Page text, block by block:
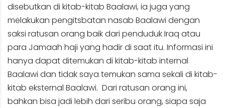
disebutkan di kitab-kitab Baalawi, ia juga yang
melakukan pengitsbatan nasab Baalawi dengan
saksi ratusan orang baik dari penduduk Iraq atau
para Jamaah haji yang hadir di saat itu. Informasi ini
hanya dapat ditemukan di kitab-kitab internal
Baalawi dan tidak saya temukan sama sekali di kitab-
kitab eksternal Baalawi. Dari ratusan orang ini,
bahkan bisa jadi lebih dari seribu orang, siapa saja